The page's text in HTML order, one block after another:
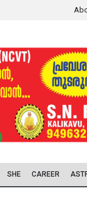
SHE CAREER